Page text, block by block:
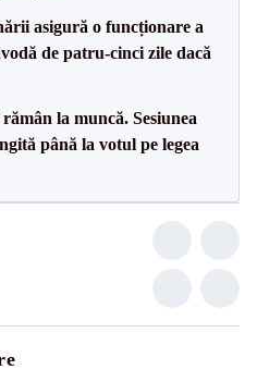
asigură o funcționare a
de patru-cinci zile dacă
la muncă. Sesiunea
până la votul pe legea